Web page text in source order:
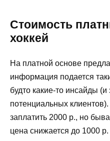
Стоимость
хоккей
На платной основе
информация подается
будто какие-то инсайды
потенциальных
заплатить 2000 р., но
цена снижается до 1000 р.